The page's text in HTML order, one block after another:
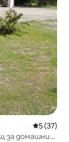
Средна
5 (37)
за домашни